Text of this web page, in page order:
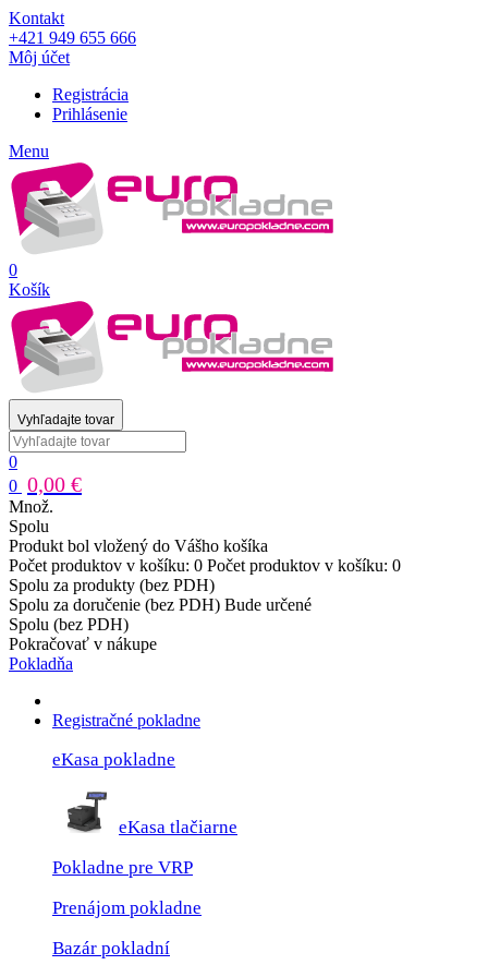
Kontakt
+421 949 655 666
Môj účet
Registrácia
Prihlásenie
Menu
0
Košík
Vyhľadajte tovar
0
0 0,00 €
Množ.
Spolu
Produkt bol vložený do Vášho košíka
Počet produktov v košíku: 0 Počet produktov v košíku: 0
Spolu za produkty (bez PDH)
Spolu za doručenie (bez PDH) Bude určené
Spolu (bez PDH)
Pokračovať v nákupe
Pokladňa
Registračné pokladne
eKasa pokladne
eKasa tlačiarne
Pokladne pre VRP
Prenájom pokladne
Bazár pokladní